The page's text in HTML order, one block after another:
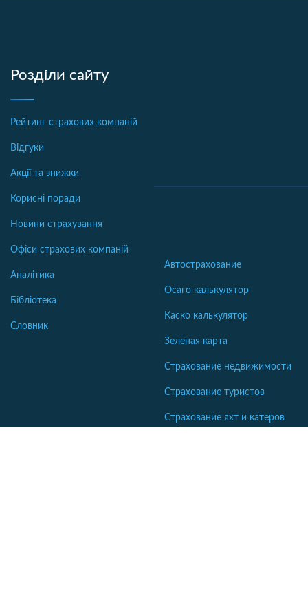
Розділи сайту
Рейтинг страхових компаній
Відгуки
Акції та знижки
Корисні поради
Новини страхування
Офіси страхових компаній
Аналітика
Бібліотека
Словник
Автострахование
Осаго калькулятор
Каско калькулятор
Зеленая карта
Страхование недвижимости
Страхование туристов
Страхование яхт и катеров